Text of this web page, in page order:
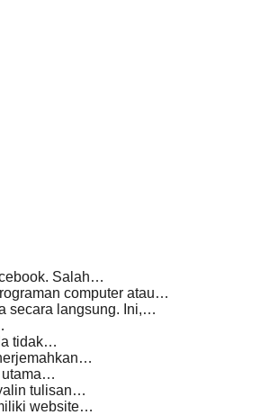
Salah…
computer atau…
secara langsung. Ini,…
tidak…
utama…
tulisan…
website…